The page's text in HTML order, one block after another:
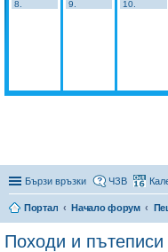
8.
9. 10.
Бързи връзки ЧЗВ
Портал Начало форум
Походи и пътеписи